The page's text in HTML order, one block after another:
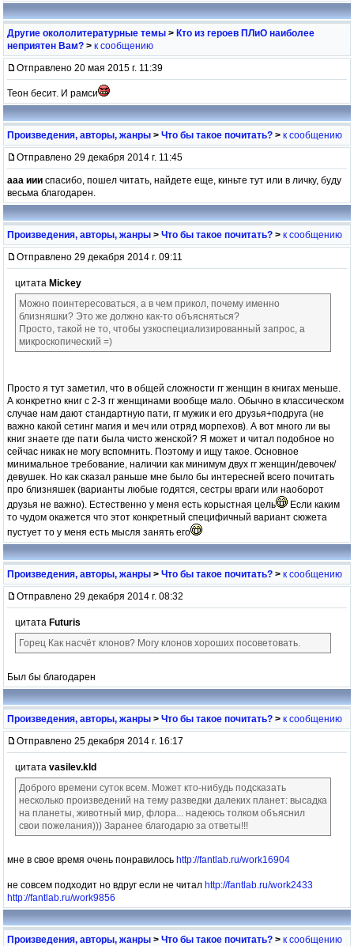
Другие окололитературные темы > Кто из героев ПЛиО наиболее
неприятен Вам? > к сообщению
Отправлено 20 мая 2015 г. 11:39
Теон бесит. И рамси
Произведения, авторы, жанры > Что бы такое почитать? > к сообщению
Отправлено 29 декабря 2014 г. 11:45
ааа иии спасибо, пошел читать, найдете еще, киньте тут или в личку, буду
весьма благодарен.
Произведения, авторы, жанры > Что бы такое почитать? > к сообщению
Отправлено 29 декабря 2014 г. 09:11
цитата Mickey
Можно поинтересоваться, а в чем прикол, почему именно
близняшки? Это же должно как-то объясняться?
Просто, такой не то, чтобы узкоспециализированный запрос, а
микроскопический =)
Просто я тут заметил, что в общей сложности гг женщин в книгах меньше.
А конкретно книг с 2-3 гг женщинами вообще мало. Обычно в классическом
случае нам дают стандартную пати, гг мужик и его друзья+подруга (не
важно какой сетинг магия и меч или отряд морпехов). А вот много ли вы
книг знаете где пати была чисто женской? Я может и читал подобное но
сейчас никак не могу вспомнить. Поэтому и ищу такое. Основное
минимальное требование, наличии как минимум двух гг женщин/девочек/
девушек. Но как сказал раньше мне было бы интересней всего почитать
про близняшек (варианты любые годятся, сестры враги или наоборот
друзья не важно). Естественно у меня есть корыстная цель
Если каким
то чудом окажется что этот конкретный специфичный вариант сюжета
пустует то у меня есть мысля занять его
Произведения, авторы, жанры > Что бы такое почитать? > к сообщению
Отправлено 29 декабря 2014 г. 08:32
цитата Futuris
Горец Как насчёт клонов? Могу клонов хороших посоветовать.
Был бы благодарен
Произведения, авторы, жанры > Что бы такое почитать? > к сообщению
Отправлено 25 декабря 2014 г. 16:17
цитата vasilev.kld
Доброго времени суток всем. Может кто-нибудь подсказать
несколько произведений на тему разведки далеких планет: высадка
на планеты, животный мир, флора... надеюсь толком объяснил
свои пожелания))) Заранее благодарю за ответы!!!
мне в свое время очень понравилось http://fantlab.ru/work16904
не совсем подходит но вдруг если не читал http://fantlab.ru/work2433
http://fantlab.ru/work9856
Произведения, авторы, жанры > Что бы такое почитать? > к сообщению